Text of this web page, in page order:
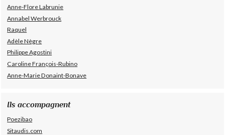
Anne-Flore Labrunie
Annabel Werbrouck
Raquel
Adèle Nègre
Philippe Agostini
Caroline François-Rubino
Anne-Marie Donaint-Bonave
Ils accompagnent
Poezibao
Sitaudis.com